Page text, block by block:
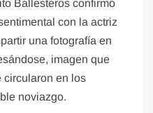
Ballesteros confirmó
con la actriz
una fotografía en
imagen que
circularon en los
noviazgo.